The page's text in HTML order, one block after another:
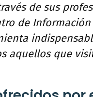
de sus
de
aquellos que